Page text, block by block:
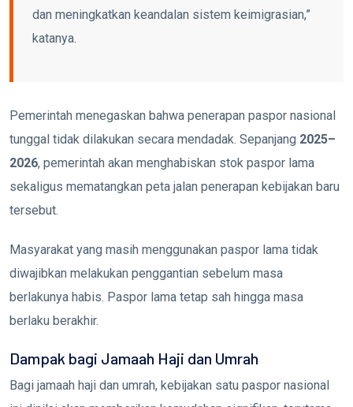
dan meningkatkan keandalan sistem keimigrasian,”
katanya.
Pemerintah menegaskan bahwa penerapan paspor nasional
tunggal tidak dilakukan secara mendadak. Sepanjang 2025–
2026, pemerintah akan menghabiskan stok paspor lama
sekaligus mematangkan peta jalan penerapan kebijakan baru
tersebut.
Masyarakat yang masih menggunakan paspor lama tidak
diwajibkan melakukan penggantian sebelum masa
berlakunya habis. Paspor lama tetap sah hingga masa
berlaku berakhir.
Dampak bagi Jamaah Haji dan Umrah
Bagi jamaah haji dan umrah, kebijakan satu paspor nasional